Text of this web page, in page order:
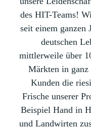
des HIT-Teams!
seit einem ganzen
deutschen
mittlerweile über
Märkten in ganz
Kunden die
Frische unserer
Beispiel Hand in
und Landwirten